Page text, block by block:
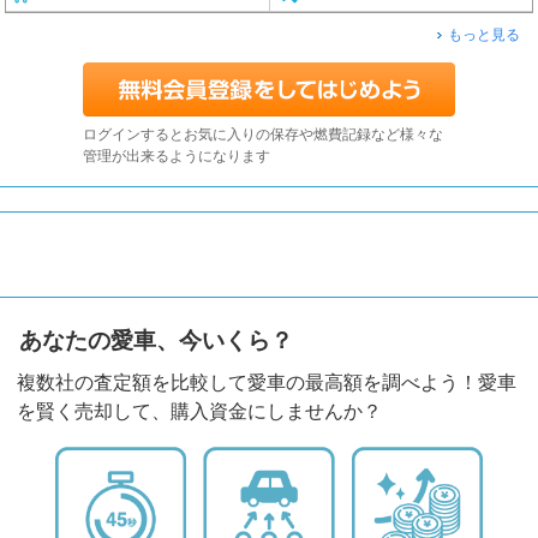
もっと見る
ログインするとお気に入りの保存や燃費記録など様々な
管理が出来るようになります
あなたの愛車、今いくら？
複数社の査定額を比較して愛車の最高額を調べよう！愛車
を賢く売却して、購入資金にしませんか？